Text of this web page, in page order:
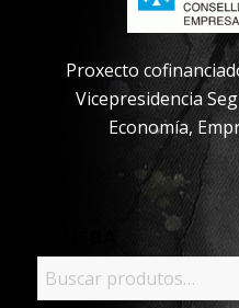
Proxecto
Vicepresidencia
Economía,